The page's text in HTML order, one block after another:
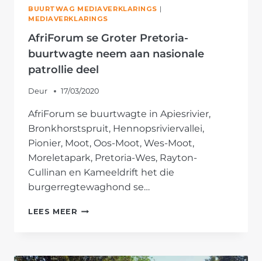
BUURTWAG MEDIAVERKLARINGS |
MEDIAVERKLARINGS
AfriForum se Groter Pretoria-
buurtwagte neem aan nasionale
patrollie deel
Deur 17/03/2020
AfriForum se buurtwagte in Apiesrivier,
Bronkhorstspruit, Hennopsriviervallei,
Pionier, Moot, Oos-Moot, Wes-Moot,
Moreletapark, Pretoria-Wes, Rayton-
Cullinan en Kameeldrift het die
burgerregtewaghond se…
LEES MEER AFRIFORUM
BUURTWAGTE